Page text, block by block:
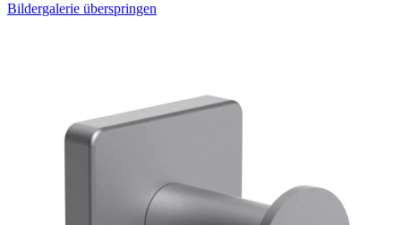
Bildergalerie überspringen